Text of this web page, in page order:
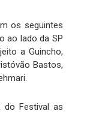
os seguintes
ao lado da SP
a Guincho,
Bastos,
do Festival as